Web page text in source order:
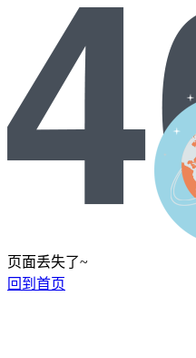
页面丢失了~
回到首页